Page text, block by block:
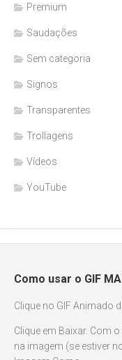
Premium
Saudações
Sem categoria
Signos
Transparentes
Trollagens
Vídeos
YouTube
Como usar o GIF
Clique no GIF Animado
Clique em Baixar. Com
na imagem (se estiver